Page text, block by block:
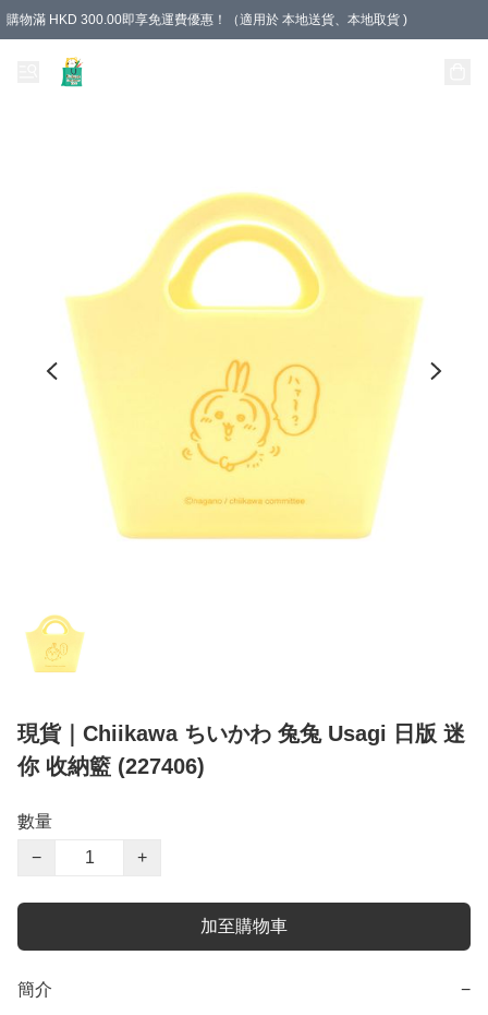
購物滿 HKD 300.00即享免運費優惠！（適用於 本地送貨、本地取貨 )
現貨｜Chiikawa ちいかわ 兔兔 Usagi 日版 迷
你 收納籃 (227406)
數量
−
+
加至購物車
簡介 −